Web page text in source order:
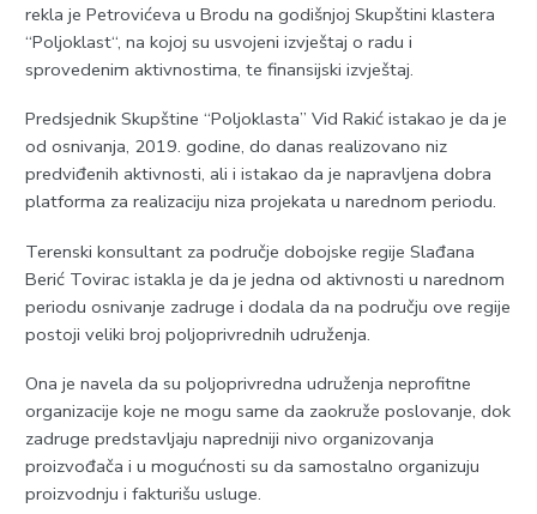
rekla je Petrovićeva u Brodu na godišnjoj Skupštini klastera
“Poljoklast“, na kojoj su usvojeni izvještaj o radu i
sprovedenim aktivnostima, te finansijski izvještaj.
Predsjednik Skupštine “Poljoklasta” Vid Rakić istakao je da je
od osnivanja, 2019. godine, do danas realizovano niz
predviđenih aktivnosti, ali i istakao da je napravljena dobra
platforma za realizaciju niza projekata u narednom periodu.
Terenski konsultant za područje dobojske regije Slađana
Berić Tovirac istakla je da je jedna od aktivnosti u narednom
periodu osnivanje zadruge i dodala da na području ove regije
postoji veliki broj poljoprivrednih udruženja.
Ona je navela da su poljoprivredna udruženja neprofitne
organizacije koje ne mogu same da zaokruže poslovanje, dok
zadruge predstavljaju napredniji nivo organizovanja
proizvođača i u mogućnosti su da samostalno organizuju
proizvodnju i fakturišu usluge.